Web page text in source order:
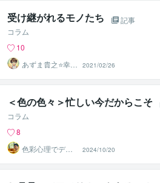
受け継がれるモノたち
記事
コラム
10
あずま貴之⭐幸せ
自分軸の生き方
育成コーチ
2021/02/26
＜色の色々＞忙しい今だからこそ
コラム
8
色彩心理でデザ
インを彩る Lux
2024/10/20